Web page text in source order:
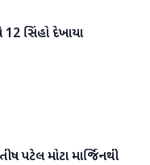
સિંહો દેખાયા
પટેલ મોટા માર્જિનથી